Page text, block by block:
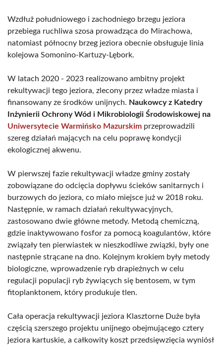
Wzdłuż południowego i zachodniego brzegu jeziora
przebiega ruchliwa szosa prowadząca do Mirachowa,
natomiast północny brzeg jeziora obecnie obsługuje linia
kolejowa Somonino-Kartuzy-Lębork.
W latach 2020 - 2023 realizowano ambitny projekt
rekultywacji tego jeziora, zlecony przez władze miasta i
finansowany ze środków unijnych. Naukowcy z Katedry
Inżynierii Ochrony Wód i Mikrobiologii Środowiskowej na
Uniwersytecie Warmińsko Mazurskim przeprowadzili
szereg działań mających na celu poprawę kondycji
ekologicznej akwenu.
W pierwszej fazie rekultywacji władze gminy zostały
zobowiązane do odcięcia dopływu ścieków sanitarnych i
burzowych do jeziora, co miało miejsce już w 2018 roku.
Następnie, w ramach działań rekultywacyjnych,
zastosowano dwie główne metody. Metodą chemiczną,
gdzie inaktywowano fosfor za pomocą koagulantów, które
związały ten pierwiastek w nieszkodliwe związki, były one
następnie strącane na dno. Kolejnym krokiem były metody
biologiczne, wprowadzenie ryb drapieżnych w celu
regulacji populacji ryb żywiących się bentosem, w tym
fitoplanktonem, który produkuje tlen.
Cała operacja rekultywacji jeziora Klasztorne Duże była
częścią szerszego projektu unijnego obejmującego cztery
jeziora kartuskie, a całkowity koszt przedsięwzięcia wyniósł